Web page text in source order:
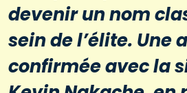
devenir un nom
sein de l’élite. Une
confirmée avec la